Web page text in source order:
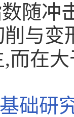
随冲
与变
而在
础研